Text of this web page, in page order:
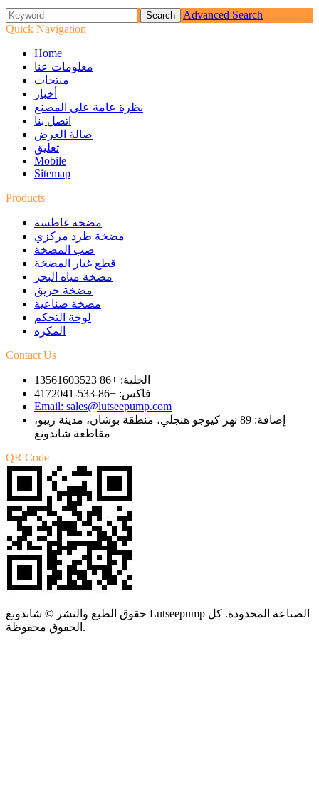
Advanced Search
Quick Navigation
Home
معلومات عنا
منتجات
أخبار
نظرة عامة على المصنع
اتصل بنا
صالة العرض
تعليق
Mobile
Sitemap
Products
مضخة غاطسة
مضخة طرد مركزي
صب المضخة
قطع غيار المضخة
مضخة مياه البحر
مضخة حريق
مضخة صناعية
لوحة التحكم
المكره
Contact Us
الخلية: +86 13561603523
فاكس: +86-533-4172041
Email: sales@lutseepump.com
إضافة: 89 نهر كيوجو هنجلي، منطقة بوشان، مدينة زيبو،
مقاطعة شاندونغ
QR Code
حقوق الطبع والنشر © شاندونغ Lutseepump الصناعة المحدودة. كل
الحقوق محفوظة.